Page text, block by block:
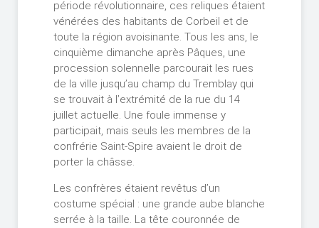
période révolutionnaire, ces reliques étaient
vénérées des habitants de Corbeil et de
toute la région avoisinante. Tous les ans, le
cinquième dimanche après Pâques, une
procession solennelle parcourait les rues
de la ville jusqu’au champ du Tremblay qui
se trouvait à l’extrémité de la rue du 14
juillet actuelle. Une foule immense y
participait, mais seuls les membres de la
confrérie Saint-Spire avaient le droit de
porter la châsse.
Les confrères étaient revêtus d’un
costume spécial : une grande aube blanche
serrée à la taille. La tête couronnée de